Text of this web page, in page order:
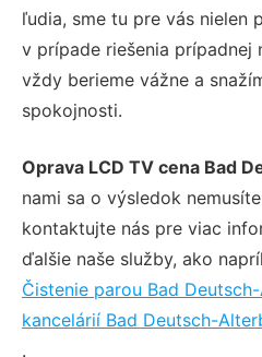
ľudia, sme tu pre vás nielen
v prípade riešenia prípadnej
vždy berieme vážne a
spokojnosti.
Oprava LCD TV cena Bad
nami sa o výsledok
kontaktujte nás pre viac
ďalšie naše služby, ako
Čistenie parou Bad
kancelárií Bad Deutsch-
.